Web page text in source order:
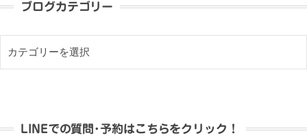
ブログカテゴリー
LINEでの質問･予約はこちらをクリック！